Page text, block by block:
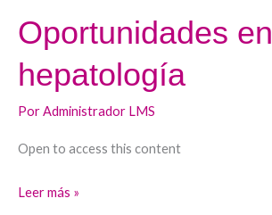
Oportunidades en
hepatología
PorAdministrador LMS
Open to access this content
Leer más »